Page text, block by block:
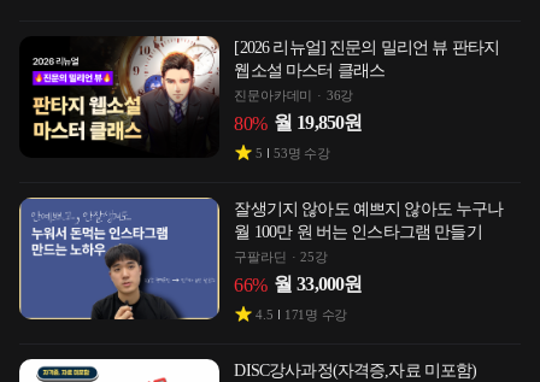
[2026 리뉴얼] 진문의 밀리언 뷰 판타지
웹소설 마스터 클래스
진문아카데미 36강
80% 월 19,850원
5 53명 수강
잘생기지 않아도 예쁘지 않아도 누구나
월 100만 원 버는 인스타그램 만들기
구팔라딘 25강
66% 월 33,000원
4.5 171 명 수강
DISC강사과정(자격증,자료 미포함)